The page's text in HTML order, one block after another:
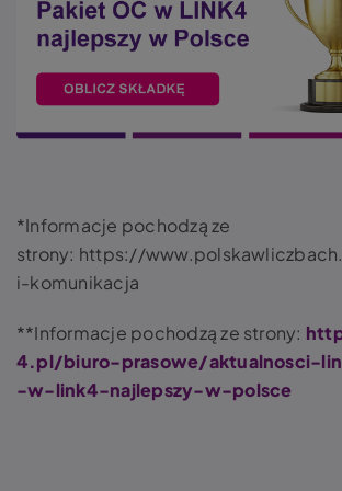
*Informacje pochodzą ze
strony: https://
i-komunikacja
**Informacje pochodzą ze strony:
4.pl/biuro-prasowe/aktualnosci-
-w-link4-najlepszy-w-polsce